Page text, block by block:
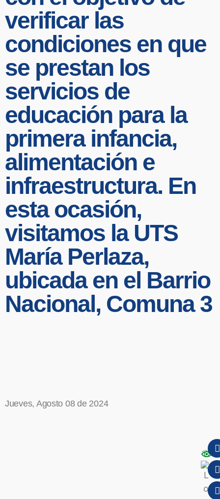
verificar las
condiciones en que
se prestan los
servicios de
educación para la
primera infancia,
alimentación e
infraestructura. En
esta ocasión,
visitamos la UTS
María Perlaza,
ubicada en el Barrio
Nacional, Comuna 3
Jueves, Agosto 08 de 2024